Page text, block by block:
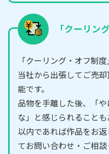
「クーリン
「クーリング・オフ制
当社から出張してご売
能です。
品物を手離した後、「
な」と感じられること
以内であれば作品をお
てお問い合わせ・ご相談